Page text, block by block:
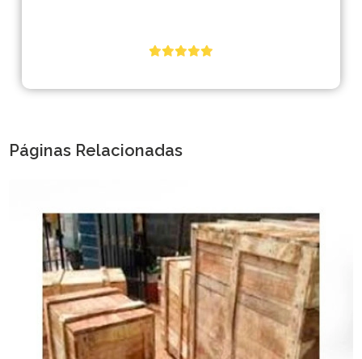
Páginas Relacionadas